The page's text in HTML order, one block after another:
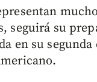
seguirá su
en su